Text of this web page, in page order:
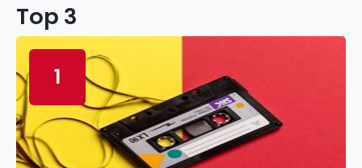
Top 3
1